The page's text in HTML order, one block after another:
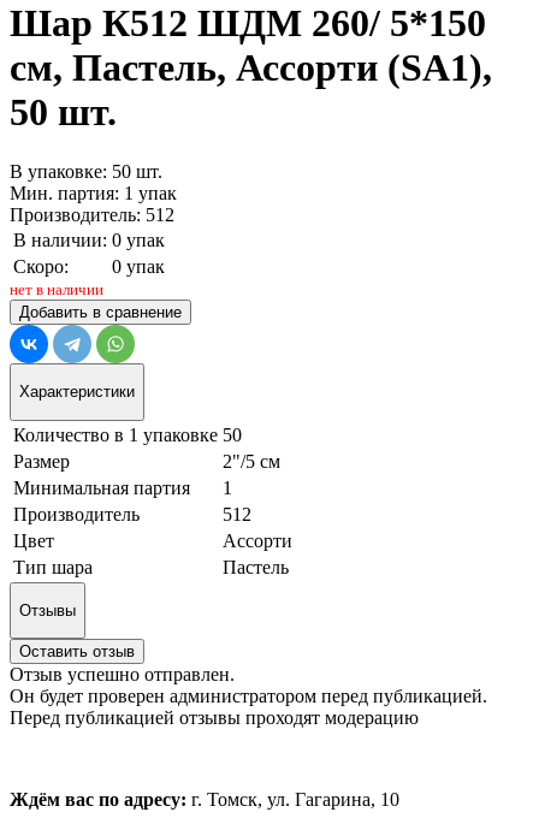
Шар К512 ШДМ 260/ 5*150
см, Пастель, Ассорти (SA1),
50 шт.
В упаковке: 50 шт.
Мин. партия: 1 упак
Производитель: 512
В наличии: 0 упак
Скоро:
0 упак
нет в наличии
Добавить в сравнение
Характеристики
Количество в 1 упаковке 50
Размер
2"/5 см
Минимальная партия
1
Производитель
512
Цвет
Ассорти
Тип шара
Пастель
Отзывы
Оставить отзыв
Отзыв успешно отправлен.
Он будет проверен администратором перед публикацией.
Перед публикацией отзывы проходят модерацию
Ждём вас по адресу: г. Томск, ул. Гагарина, 10